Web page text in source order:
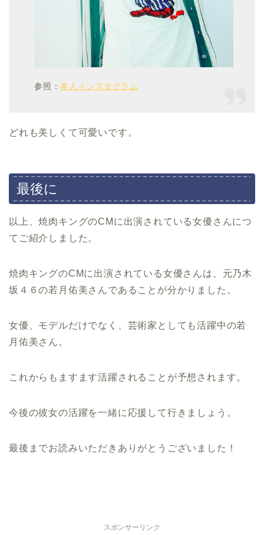
参照：本人インスタグラム
どれも美しくて可愛いです。
最後に
以上、焼肉キングのCMに出演されている女優さんにつ
てご紹介しました。
焼肉キングのCMに出演されている女優さんは、元乃木
坂４６の若月佑美さんであることが分かりました。
女優、モデルだけでなく、芸術家としても活躍中の若
月佑美さん。
これからもますます活躍されることが予想されます。
今後の彼女の活躍を一緒に応援して行きましょう。
最後までお読みいただきありがとうございました！
スポンサーリンク